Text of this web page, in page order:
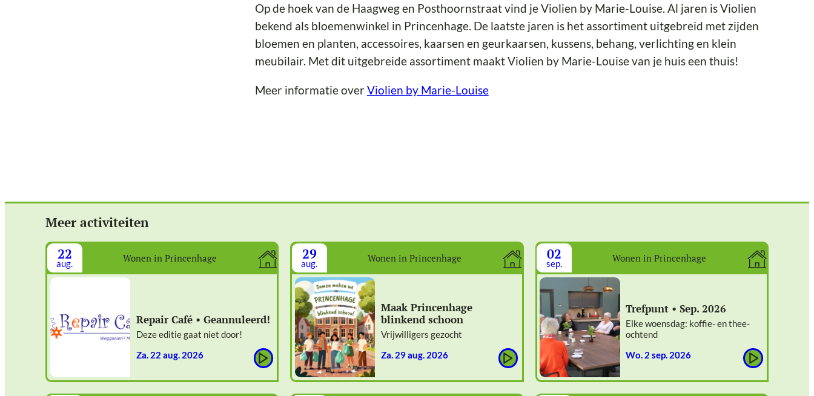
Op de hoek van de Haagweg en Posthoornstraat vind je Violien by Marie-Louise. Al jaren is Violien
bekend als bloemenwinkel in Princenhage. De laatste jaren is het assortiment uitgebreid met zijden
bloemen en planten, accessoires, kaarsen en geurkaarsen, kussens, behang, verlichting en klein
meubilair. Met dit uitgebreide assortiment maakt Violien by Marie-Louise van je huis een thuis!
Meer informatie overViolien by Marie-Louise
Meer activiteiten
22
aug. Wonen in Princenhage
Repair Café • Geannuleerd!
Deze editie gaat niet door!
za. 22 aug. 2026
29
aug. Wonen in Princenhage
Maak Princenhage
blinkend schoon
Vrijwilligers gezocht
za. 29 aug. 2026
02
sep. Wonen in Princenhage
Trefpunt • Sep. 2026
Elke woensdag: koffie- en thee-
ochtend
wo. 2 sep. 2026